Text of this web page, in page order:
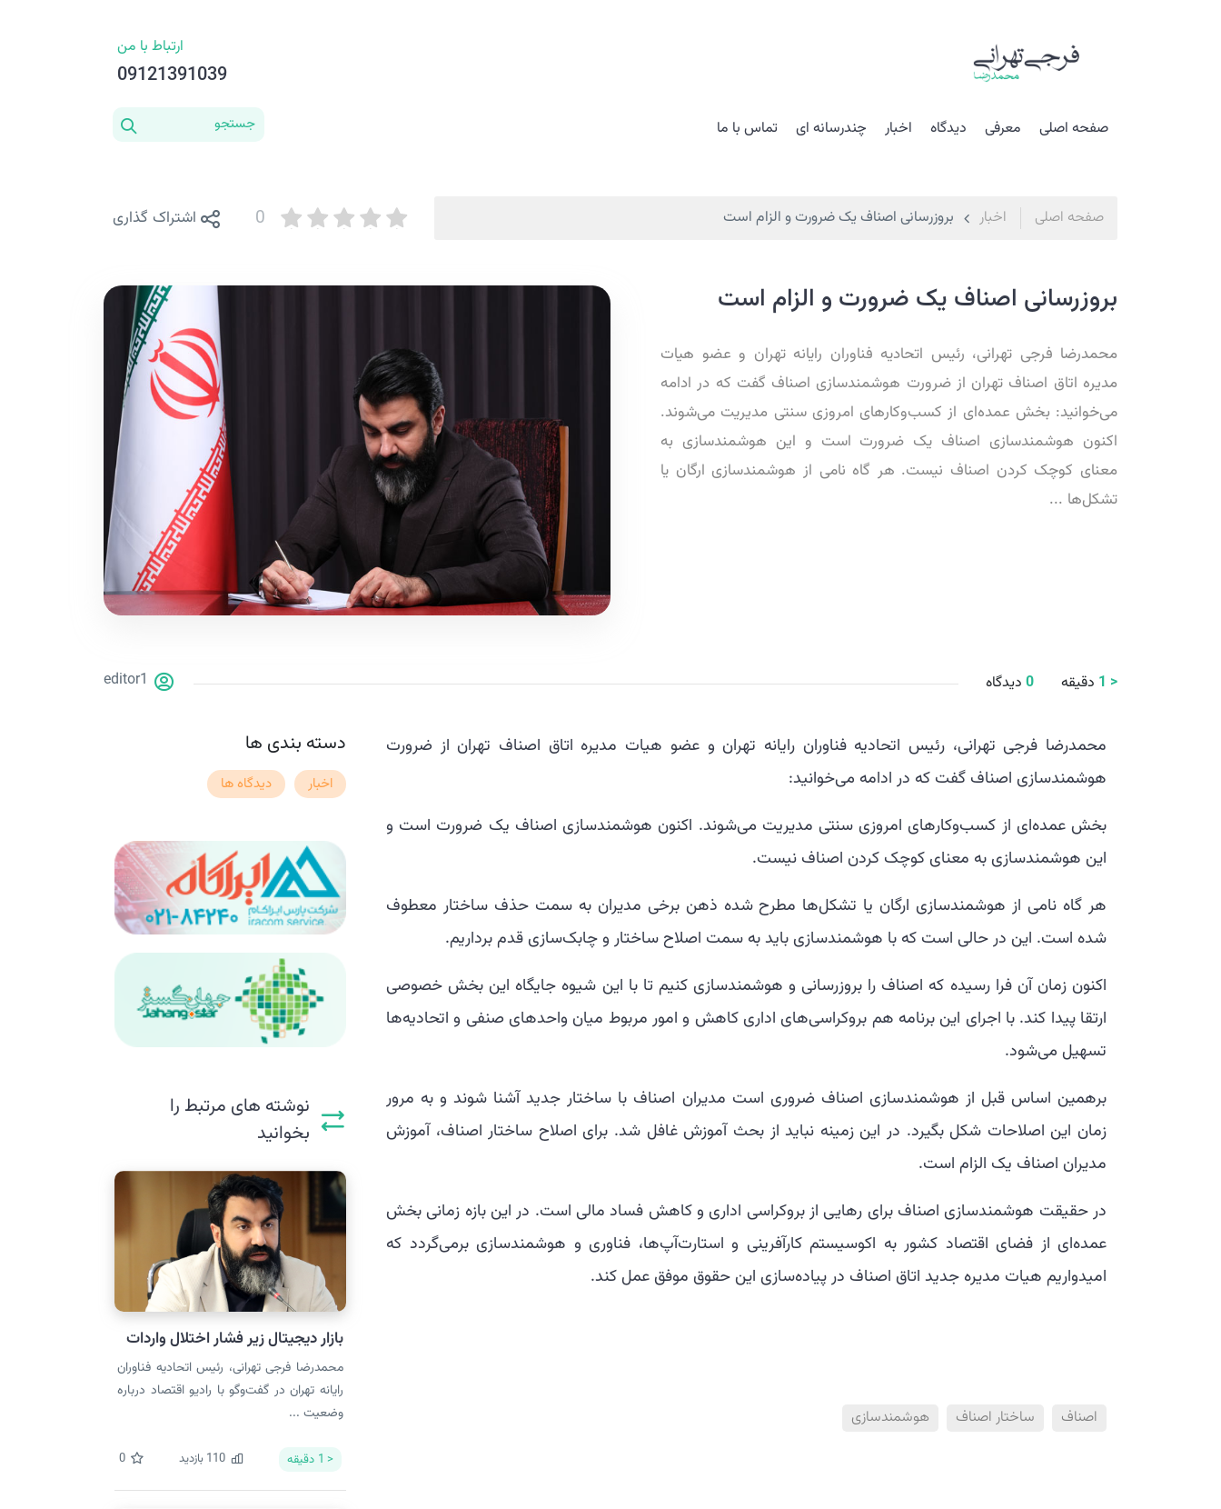
ارتباط با من
09121391039
صفحه اصلی معرفی دیدگاه اخبار چندرسانه ای تماس با ما
صفحه اصلی اخبار بروزرسانی اصناف یک ضرورت و الزام است 0 اشتراک گذاری
بروزرسانی اصناف یک ضرورت و الزام است
محمدرضا فرجی تهرانی، رئیس اتحادیه فناوران رایانه تهران و عضو هیات
مدیره اتاق اصناف تهران از ضرورت هوشمندسازی اصناف گفت که در ادامه
می‌خوانید: بخش عمده‌ای از کسب‌و‌کارهای امروزی سنتی مدیریت می‌شوند.
اکنون هوشمندسازی اصناف یک ضرورت است و این هوشمندسازی به
معنای کوچک کردن اصناف نیست. هر گاه نامی از هوشمندسازی ارگان یا
تشکل‌ها ...
< 1 دقیقه 0 دیدگاه editor1
محمدرضا فرجی تهرانی، رئیس اتحادیه فناوران رایانه تهران و عضو هیات مدیره اتاق اصناف تهران از ضرورت
هوشمندسازی اصناف گفت که در ادامه می‌خوانید:
بخش عمده‌ای از کسب‌و‌کارهای امروزی سنتی مدیریت می‌شوند. اکنون هوشمندسازی اصناف یک ضرورت است و
این هوشمندسازی به معنای کوچک کردن اصناف نیست.
هر گاه نامی از هوشمندسازی ارگان یا تشکل‌ها مطرح شده ذهن برخی مدیران به سمت حذف ساختار معطوف
شده است. این در حالی است که با هوشمندسازی باید به سمت اصلاح ساختار و چابک‌سازی قدم برداریم.
اکنون زمان آن فرا رسیده که اصناف را بروزرسانی و هوشمندسازی کنیم تا با این شیوه جایگاه این بخش خصوصی
ارتقا پیدا کند. با اجرای این برنامه هم بروکراسی‌های اداری کاهش و امور مربوط میان واحدهای صنفی و اتحادیه‌ها
تسهیل می‌شود.
برهمین اساس قبل از هوشمندسازی اصناف ضروری است مدیران اصناف با ساختار جدید آشنا شوند و به مرور
زمان این اصلاحات شکل بگیرد. در این زمینه نباید از بحث آموزش‌ غافل شد. برای اصلاح ساختار اصناف، آموزش
مدیران اصناف یک الزام است.
در حقیقت هوشمندسازی اصناف برای رهایی از بروکراسی اداری و کاهش فساد مالی است. در این بازه زمانی بخش
عمده‌ای از فضای اقتصاد کشور به اکوسیستم کارآفرینی و استارت‌آپ‌ها، فناوری و هوشمندسازی برمی‌گردد که
امیدواریم هیات مدیره جدید اتاق اصناف در پیاده‌سازی این حقوق موفق عمل کند.
اصناف ساختار اصناف هوشمندسازی
دسته بندی ها
اخبار دیدگاه ها
نوشته های مرتبط را
بخوانید
بازار دیجیتال زیر فشار اختلال واردات
محمدرضا فرجی تهرانی، رئیس اتحادیه فناوران
رایانه تهران در گفت‌وگو با رادیو اقتصاد درباره
وضعیت ...
< 1 دقیقه 110 بازدید 0